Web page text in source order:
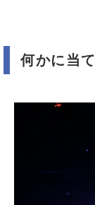
何かに当